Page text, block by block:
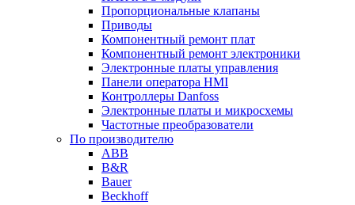
Пропорциональные клапаны
Приводы
Компонентный ремонт плат
Компонентный ремонт электроники
Электронные платы управления
Панели оператора HMI
Контроллеры Danfoss
Электронные платы и микросхемы
Частотные преобразователи
По производителю
ABB
B&R
Bauer
Beckhoff